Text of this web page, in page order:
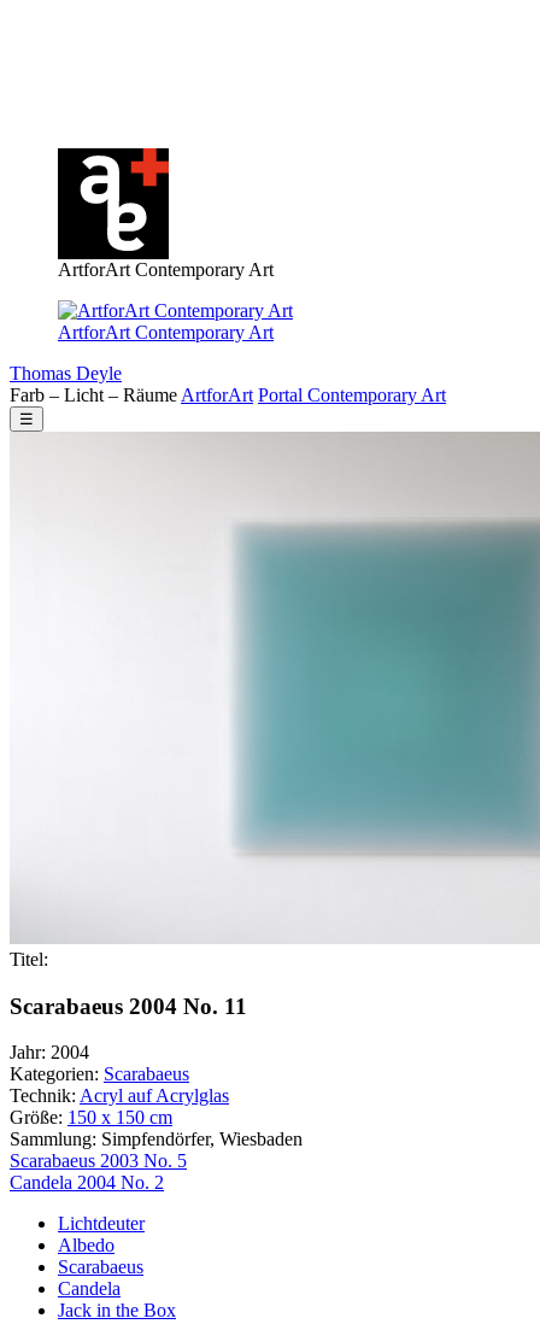
ArtforArt Contemporary Art
ArtforArt Contemporary Art
Thomas Deyle
Farb – Licht – Räume ArtforArt Portal Contemporary Art
☰
Titel:
Scarabaeus 2004 No. 11
Jahr: 2004
Kategorien: Scarabaeus
Technik: Acryl auf Acrylglas
Größe: 150 x 150 cm
Sammlung: Simpfendörfer, Wiesbaden
Beitragsnavigation
Scarabaeus 2003 No. 5
Candela 2004 No. 2
Lichtdeuter
Albedo
Scarabaeus
Candela
Jack in the Box